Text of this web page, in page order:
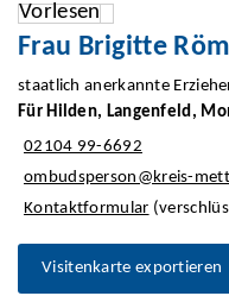
Vorlesen
Frau Brigitte
staatlich anerkannte
Für Hilden, Langenfeld,
02104 99-6692
ombudsperson@kreis-
Kontaktformular
Visitenkarte exportieren